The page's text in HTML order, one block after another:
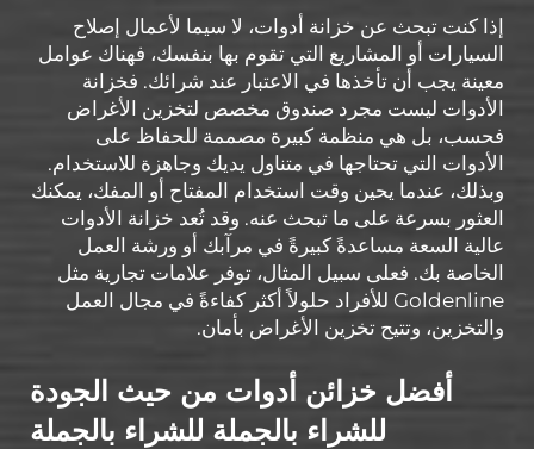
إذا كنت تبحث عن خزانة أدوات، لا سيما لأعمال إصلاح
السيارات أو المشاريع التي تقوم بها بنفسك، فهناك عوامل
معينة يجب أن تأخذها في الاعتبار عند شرائك. فخزانة
الأدوات ليست مجرد صندوق مخصص لتخزين الأغراض
فحسب، بل هي منظمة كبيرة مصممة للحفاظ على
الأدوات التي تحتاجها في متناول يديك وجاهزة للاستخدام.
وبذلك، عندما يحين وقت استخدام المفتاح أو المفك، يمكنك
العثور بسرعة على ما تبحث عنه. وقد تُعد خزانة الأدوات
عالية السعة مساعدةً كبيرةً في مرآبك أو ورشة العمل
الخاصة بك. فعلى سبيل المثال، توفر علامات تجارية مثل
Goldenline للأفراد حلولاً أكثر كفاءةً في مجال العمل
والتخزين، وتتيح تخزين الأغراض بأمان.
أفضل خزائن أدوات من حيث الجودة
للشراء بالجملة للشراء بالجملة